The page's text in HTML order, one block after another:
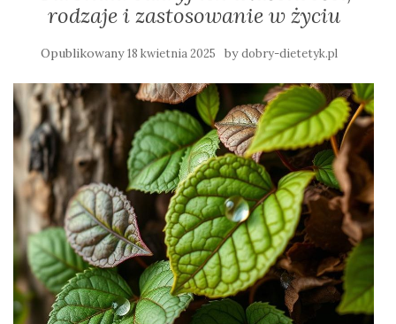
rodzaje i zastosowanie w życiu
Opublikowany18 kwietnia 2025 bydobry-dietetyk.pl